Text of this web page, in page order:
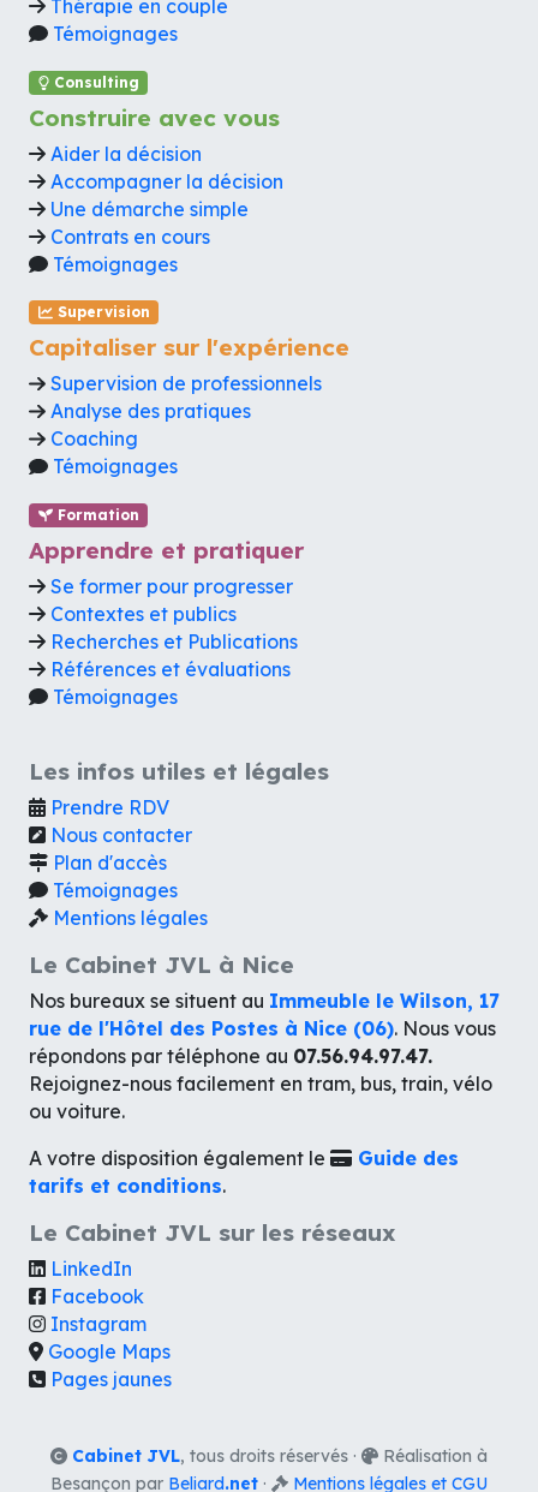
Thérapie en couple
Témoignages
Consulting
Construire avec vous
Aider la décision
Accompagner la décision
Une démarche simple
Contrats en cours
Témoignages
Supervision
Capitaliser sur l'expérience
Supervision de professionnels
Analyse des pratiques
Coaching
Témoignages
Formation
Apprendre et pratiquer
Se former pour progresser
Contextes et publics
Recherches et Publications
Références et évaluations
Témoignages
Les infos utiles et légales
Prendre RDV
Nous contacter
Plan d'accès
Témoignages
Mentions légales
Le Cabinet JVL à Nice
Nos bureaux se situent au Immeuble le Wilson, 17
rue de l'Hôtel des Postes à Nice (06). Nous vous
répondons par téléphone au 07.56.94.97.47.
Rejoignez-nous facilement en tram, bus, train, vélo
ou voiture.
A votre disposition également le
Guide des
tarifs et conditions.
Le Cabinet JVL sur les réseaux
LinkedIn
Facebook
Instagram
Google Maps
Pages jaunes
Cabinet JVL, tous droits réservés ·
Réalisation à
Besançon par Beliard.net · Mentions légales et CGU